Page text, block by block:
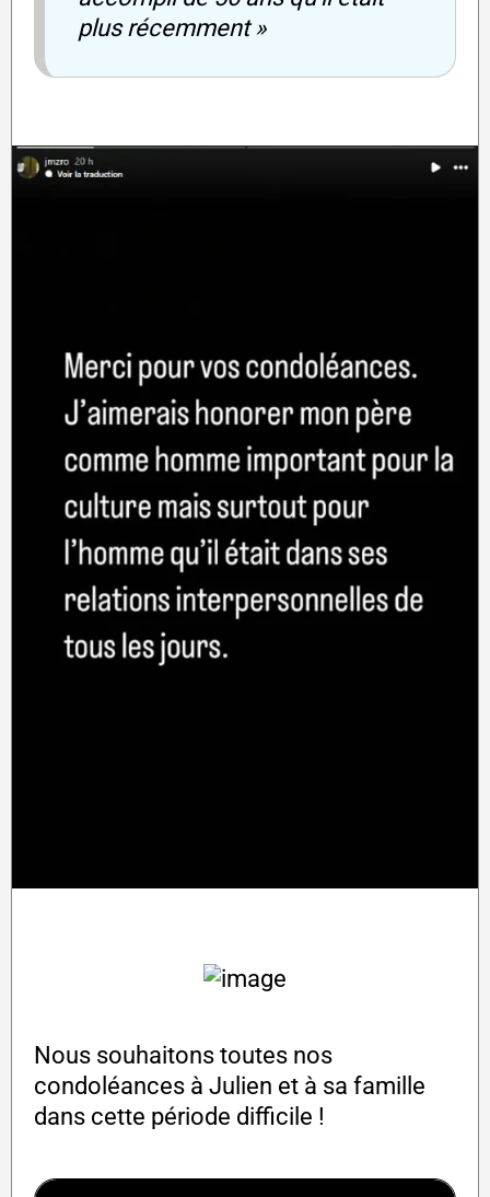
plus récemment »
Nous souhaitons toutes nos
condoléances à Julien et à sa famille
dans cette période difficile !